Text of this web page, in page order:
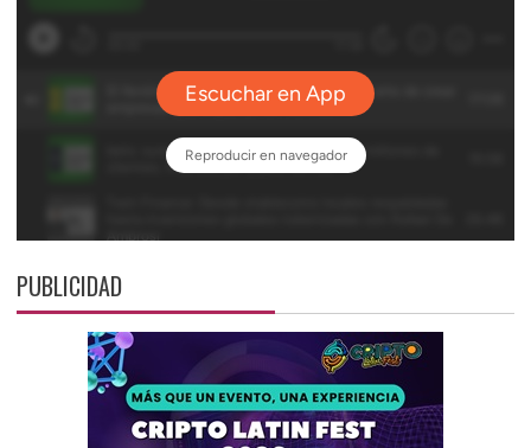
PUBLICIDAD